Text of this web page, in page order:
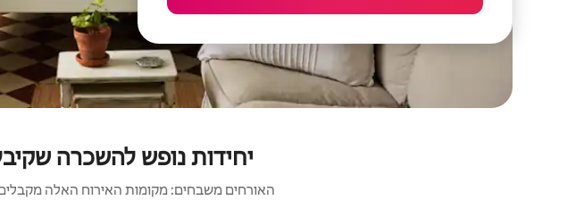
יחידות נופש להשכרה
האורחים משבחים: מקומות האירוח האלה מקבלים